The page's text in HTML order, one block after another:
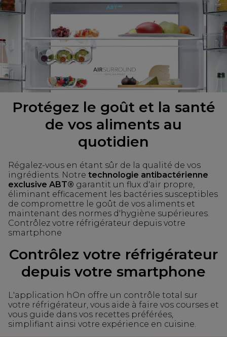
Protégez le goût et la santé
de vos aliments au
quotidien
Régalez-vous en étant sûr de la qualité de vos
ingrédients. Notre technologie antibactérienne
exclusive ABT® garantit un flux d'air propre,
éliminant efficacement les bactéries susceptibles
de compromettre le goût de vos aliments et
maintenant des normes d'hygiène supérieures.
Contrôlez votre réfrigérateur depuis votre
smartphone
Contrôlez votre réfrigérateur
depuis votre smartphone
L'application hOn offre un contrôle total sur
votre réfrigérateur, vous aide à faire vos courses et
vous guide dans vos recettes préférées,
simplifiant ainsi votre expérience en cuisine.